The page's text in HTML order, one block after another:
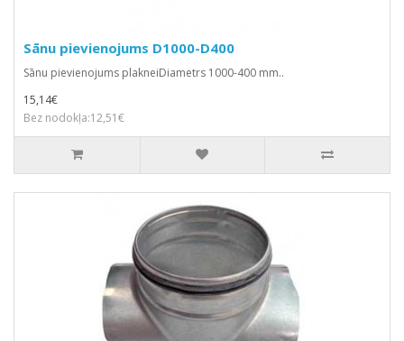
Sānu pievienojums D1000-D400
Sānu pievienojums plakneiDiametrs 1000-400 mm..
15,14€
Bez nodokļa:12,51€